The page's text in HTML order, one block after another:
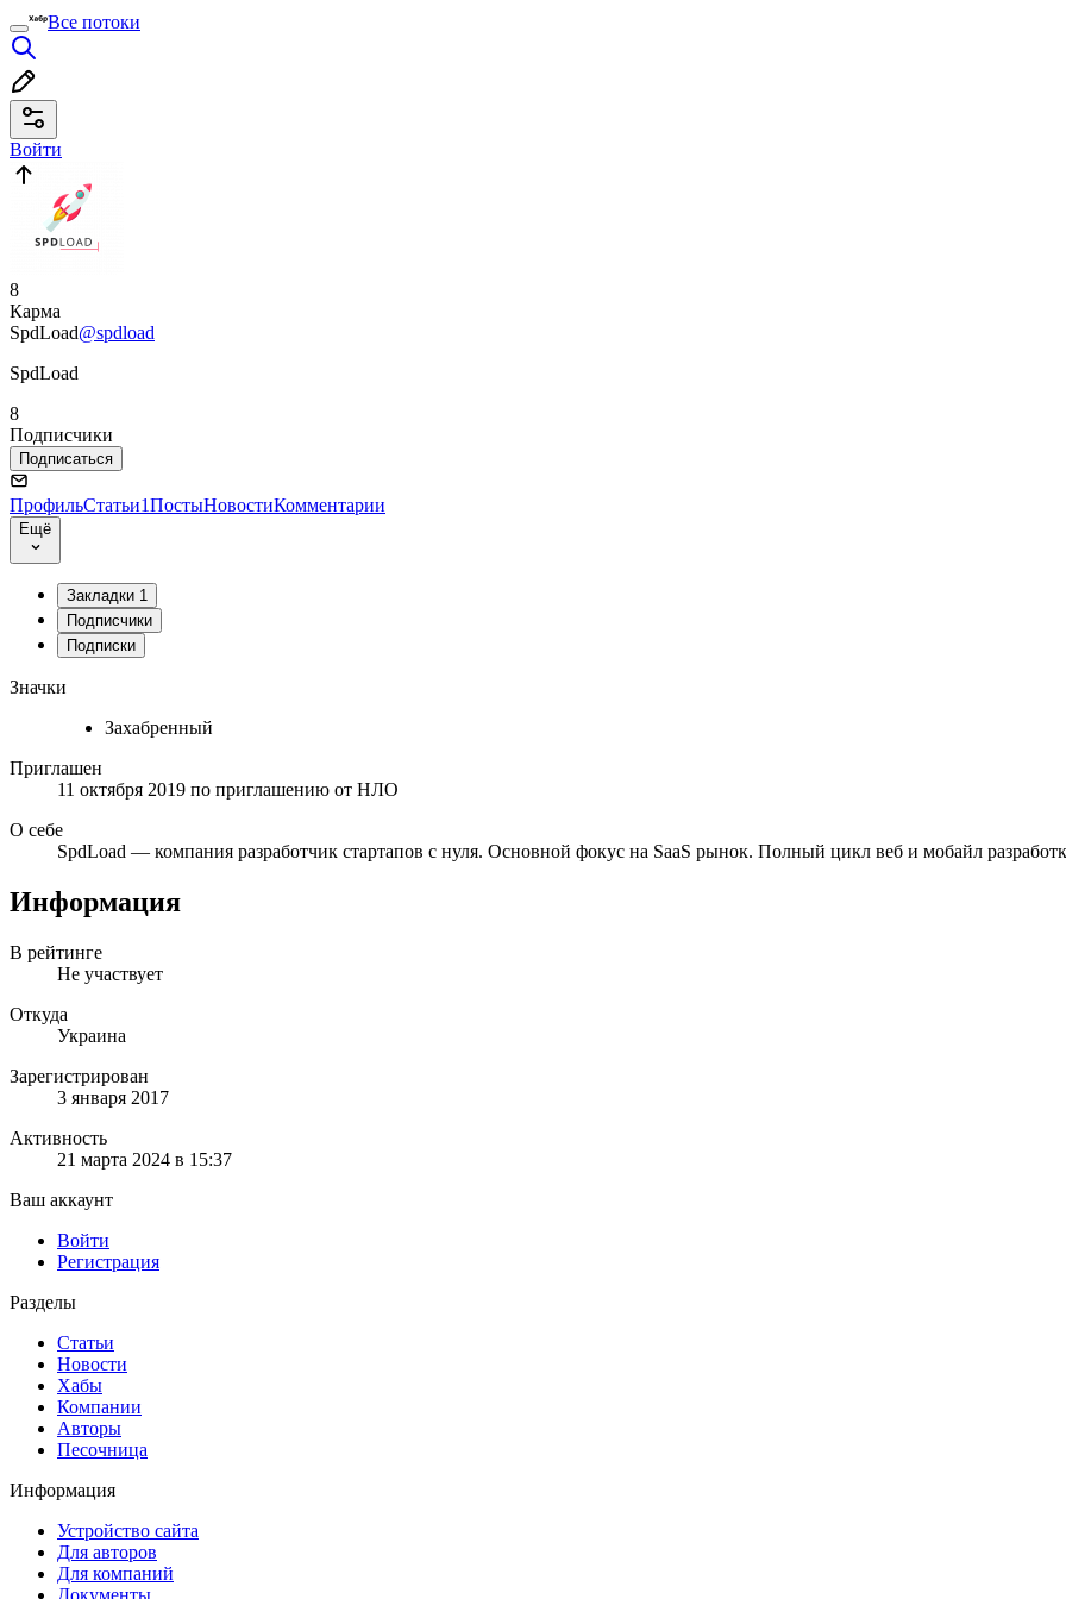
Все потоки
Войти
8
Карма
SpdLoad@spdload
SpdLoad
8
Подписчики
Подписаться
ПрофильСтатьи1ПостыНовостиКомментарии
Ещё
Закладки 1
Подписчики
Подписки
Значки
Захабренный
Приглашен
11 октября 2019 по приглашению от НЛО
О себе
SpdLoad — компания разработчик стартапов с нуля. Основной фокус на SaaS рынок. Полный цикл веб и мобайл
Информация
В рейтинге
Не участвует
Откуда
Украина
Зарегистрирован
3 января 2017
Активность
21 марта 2024 в 15:37
Ваш аккаунт
Войти
Регистрация
Разделы
Статьи
Новости
Хабы
Компании
Авторы
Песочница
Информация
Устройство сайта
Для авторов
Для компаний
Документы